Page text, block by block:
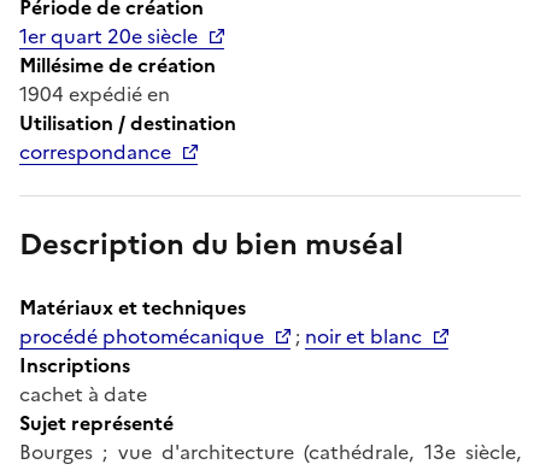
Période de création
1er quart 20e siècle
Millésime de création
1904 expédié en
Utilisation / destination
correspondance
Description du bien muséal
Matériaux et techniques
procédé photomécanique
; noir et blanc
Inscriptions
cachet à date
Sujet représenté
Bourges ; vue d'architecture (cathédrale, 13e siècle,